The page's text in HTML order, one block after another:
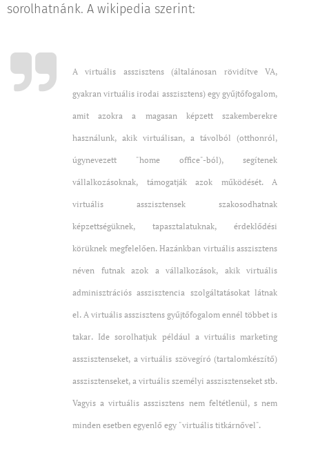
sorolhatnánk. A wikipedia szerint:
Avirtuális asszisztens(általánosan rövidítveVA,
gyakranvirtuális irodai asszisztens) egy gyűjtőfogalom,
amit azokra a magasan képzett szakemberekre
használunk, akik virtuálisan, a távolból (otthonról,
úgynevezett "home office"-ból), segítenek
vállalkozásoknak, támogatják azok működését. A
virtuális asszisztensek szakosodhatnak
képzettségüknek, tapasztalatuknak, érdeklődési
körüknek megfelelően. Hazánkban virtuális asszisztens
néven futnak azok a vállalkozások, akik virtuális
adminisztrációs asszisztencia szolgáltatásokat látnak
el. A virtuális asszisztens gyűjtőfogalom ennél többet is
takar. Ide sorolhatjuk például a virtuális marketing
asszisztenseket, a virtuális szövegíró (tartalomkészítő)
asszisztenseket, a virtuális személyi asszisztenseket stb.
Vagyis a virtuális asszisztens nem feltétlenül, s nem
minden esetben egyenlő egy "virtuális titkárnővel".